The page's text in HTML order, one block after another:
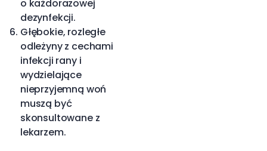
o każdorazowej
dezynfekcji.
Głębokie, rozległe
odleżyny z cechami
infekcji rany i
wydzielające
nieprzyjemną woń
muszą być
skonsultowane z
lekarzem.